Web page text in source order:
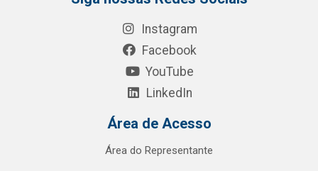
Instagram
Facebook
YouTube
LinkedIn
Área de Acesso
Área do Representante